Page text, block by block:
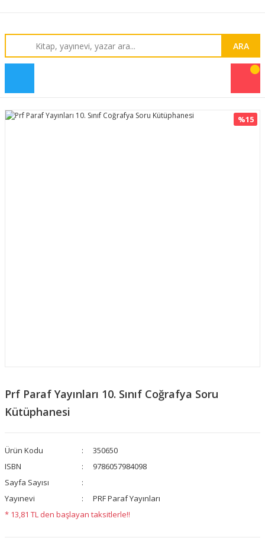
ARA
%15
Prf Paraf Yayınları 10. Sınıf Coğrafya Soru
Kütüphanesi
Ürün Kodu
350650
ISBN
9786057984098
Sayfa Sayısı
Yayınevi
PRF Paraf Yayınları
* 13,81 TL den başlayan taksitlerle!!